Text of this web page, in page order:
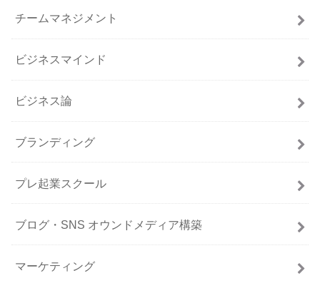
チームマネジメント
ビジネスマインド
ビジネス論
ブランディング
プレ起業スクール
ブログ・SNS オウンドメディア構築
マーケティング